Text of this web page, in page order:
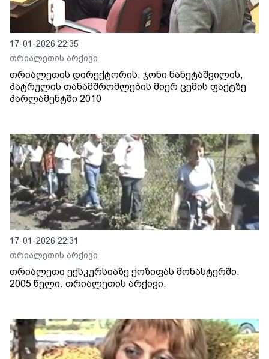
17-01-2026 22:35
თრიალეთის არქივი
თრიალეთის დირექტორის, ჯონი ნანეტაშვილის,
პატრულის თანამშრომლების მიერ ცემის ფაქტზე
პარლამენტში 2010
17-01-2026 22:31
თრიალეთის არქივი
თრიალეთი ექსკურსიაზე ქოზიფას მონასტერში.
2005 წელი. თრიალეთის არქივი.